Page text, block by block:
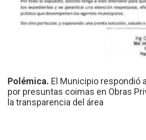
Polémica. El Municipio respondió
por presuntas coimas en Obras
la transparencia del área